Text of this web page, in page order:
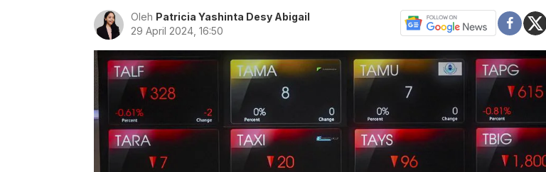
Oleh Patricia Yashinta Desy Abigail
29 April 2024, 16:50